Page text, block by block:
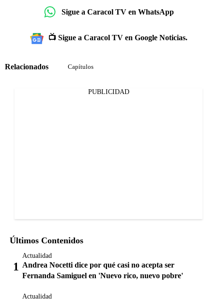
Sigue a Caracol TV en WhatsApp
📺 Sigue a Caracol TV en Google Noticias.
Relacionados Capítulos
PUBLICIDAD
Últimos Contenidos
Actualidad
Andrea Nocetti dice por qué casi no acepta ser
Fernanda Samiguel en 'Nuevo rico, nuevo pobre'
Actualidad